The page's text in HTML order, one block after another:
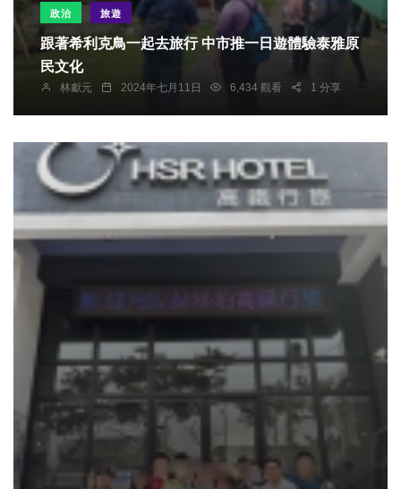
政治 旅遊
跟著希利克鳥一起去旅行 中市推一日遊體驗泰雅原
民文化
林獻元 2024年七月11日 6,434 觀看 1 分享